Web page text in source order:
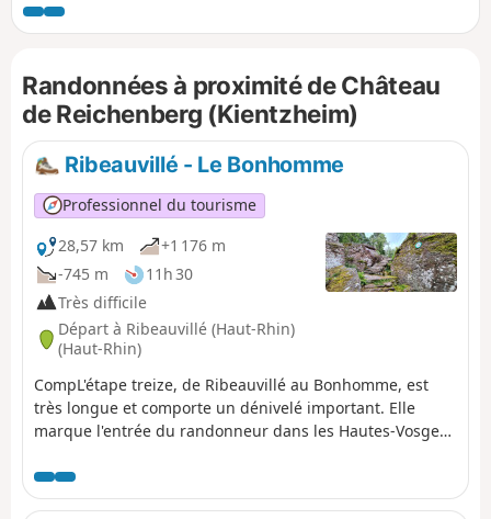
panorama sur les Vosges, depuis la sortie de Sélestat, avec
le château de Kintzheim et le Haut-Koenigsbourg sur votre
châteaux du Ramstein et de l'Ortenbourg, au-dessus de
Scherwiller, à votre droite. Vous traverserez une partie de
Châtenois, avant d'attaquer la montée au Château du Haut-
Koenigsbourg, haut-lieu touristique en Alsace. Vous
terminerez enfin votre trajet au milieu des vignes, entre
Bergheim, charmant village fortifié du piémont des Vosges,
et Ribeauvillé, votre destination.
Randonnées à proximité de Château
de Reichenberg (Kientzheim)
Ribeauvillé - Le Bonhomme
Professionnel du tourisme
28,57 km
+1 176 m
-745 m
11h 30
Très difficile
Départ à Ribeauvillé (Haut-Rhin)
(Haut-Rhin)
CompL'étape treize, de Ribeauvillé au Bonhomme, est
très longue et comporte un dénivelé important. Elle
marque l'entrée du randonneur dans les Hautes-Vosges
via la vallée de Lapoutroie. Avec une ambiance
montagnarde et de superbes vues en perspective.